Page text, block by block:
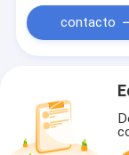
contacto